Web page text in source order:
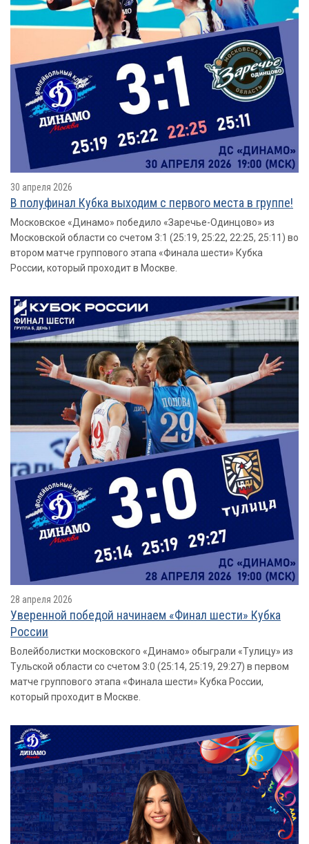
30 апреля 2026
В полуфинал Кубка выходим с первого места в группе!
Московское «Динамо» победило «Заречье-Одинцово» из
Московской области со счетом 3:1 (25:19, 25:22, 22:25, 25:11) во
втором матче группового этапа «Финала шести» Кубка
России, который проходит в Москве.
28 апреля 2026
Уверенной победой начинаем «Финал шести» Кубка
России
Волейболистки московского «Динамо» обыграли «Тулицу» из
Тульской области со счетом 3:0 (25:14, 25:19, 29:27) в первом
матче группового этапа «Финала шести» Кубка России,
который проходит в Москве.